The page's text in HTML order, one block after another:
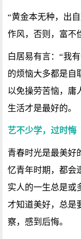
“黄金本无种，出
作风，否则，富不
白居易有言：“我
的烦恼大多都是自
以免操劳苦恼，庸
生活才是最好的。
艺不少学，过时悔
青春时光是最美好
忆青年时期，都会
实人的一生总是或
才知道美好，总是
察，感到后悔。